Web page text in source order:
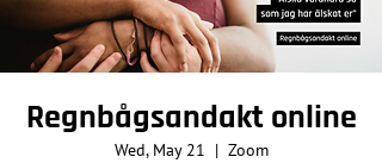
Regnbågsandakt online
Wed, May 21
  |
Zoom